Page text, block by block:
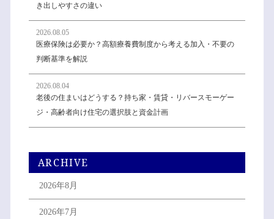
き出しやすさの違い
2026.08.05
医療保険は必要か？高額療養費制度から考える加入・不要の
判断基準を解説
2026.08.04
老後の住まいはどうする？持ち家・賃貸・リバースモーゲー
ジ・高齢者向け住宅の選択肢と資金計画
ARCHIVE
2026年8月
2026年7月